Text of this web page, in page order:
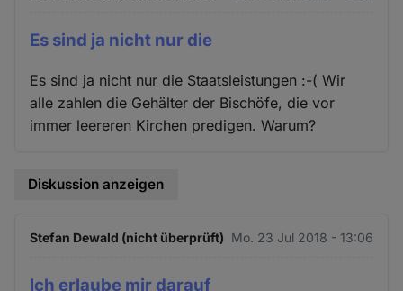
Es sind ja nicht nur die
Es sind ja nicht nur die Staatsleistungen :-( Wir
alle zahlen die Gehälter der Bischöfe, die vor
immer leereren Kirchen predigen. Warum?
Diskussion anzeigen
Stefan Dewald (nicht überprüft) Mo. 23 Jul 2018 - 13:06
Ich erlaube mir darauf